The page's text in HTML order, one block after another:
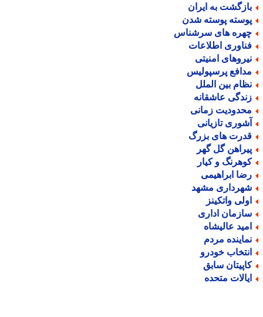
به ایران
پوسته شدن
های سرشناس
اطلاعات
امنیتی
پرسپولیس
بین الملل
عاشقانه
زمانی
تازیانی
های بزرگ
گل گهر
و کیار
ابراهیمی
مشهد
واتکینز
اداری
عالیشاه
مردم
خودرو
سابق
متحده